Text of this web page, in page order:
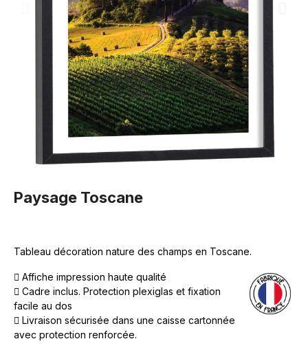
Paysage Toscane
Tableau décoration nature des champs en Toscane.
Affiche impression haute qualité
Cadre inclus. Protection plexiglas et fixation
facile au dos
Livraison sécurisée dans une caisse cartonnée
avec protection renforcée.